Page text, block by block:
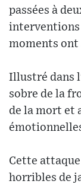
passées à
interventions
moments ont
Illustré dans
sobre de la
de la mort et
Cette
horribles de